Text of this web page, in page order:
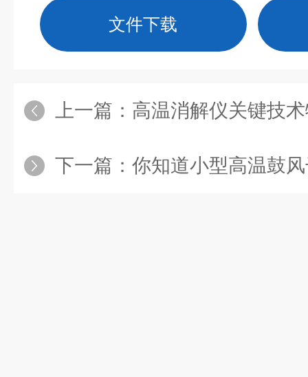
文件下载
上一篇： 高温消解仪关键技
下一篇： 你知道小型高温鼓